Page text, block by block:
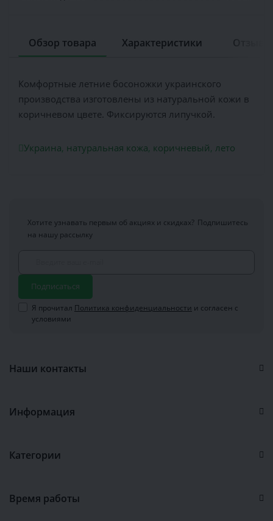
Обзор товара Характеристики
Комфортные летние босоножки украинского
производства изготовлены из натуральной кожи в
коричневом цвете. Фиксируются липучкой.
Украина, натуральная кожа, коричневый, лето
Хотите узнавать первым об акциях и скидках? Подпишитесь
на нашу рассылку
Подписаться
Я прочитал Политика конфиденциальности и согласен с
условиями
Наши контакты
Информация
Категории
Время работы